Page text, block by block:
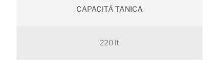
CAPACITÀ TANICA
220 lt